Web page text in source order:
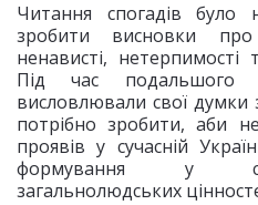
Читання спогадів
зробити висновки
ненависті, нетерпимості
Під час подальшого
висловлювали свої
потрібно зробити, аби
проявів у сучасній
формування у
загальнолюдських